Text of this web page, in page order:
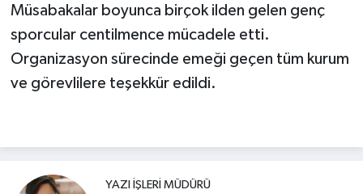
Müsabakalar boyunca birçok ilden gelen genç
sporcular centilmence mücadele etti.
Organizasyon sürecinde emeği geçen tüm kurum
ve görevlilere teşekkür edildi.
YAZI İŞLERI MÜDÜRÜ